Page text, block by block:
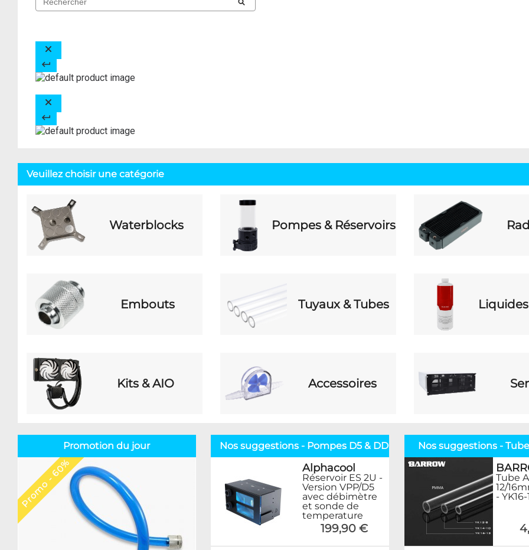
Veuillez choisir une catégorie
Waterblocks Pompes & Réservoirs
Embouts Tuyaux & Tubes
Kits & AIO Accessoires
Promotion du jour
Promo - 60%
Nos suggestions - Pompes D5 & DDC
Alphacool
Réservoir ES 2U -
Version VPP/D5
avec débimètre
et sonde de
temperature
199,90 €
Nos suggestions -
Tube
12/
- YK16-